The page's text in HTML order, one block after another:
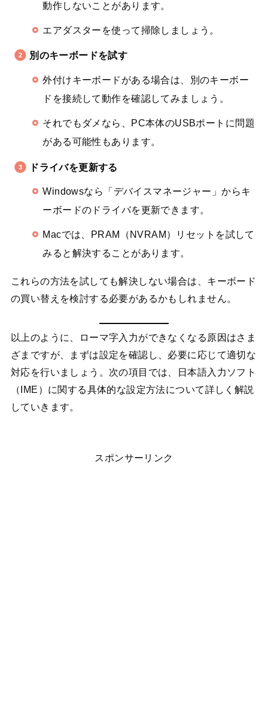
動作しないことがあります。
エアダスターを使って掃除しましょう。
別のキーボードを試す
外付けキーボードがある場合は、別のキーボー
ドを接続して動作を確認してみましょう。
それでもダメなら、PC本体のUSBポートに問題
がある可能性もあります。
ドライバを更新する
Windowsなら「デバイスマネージャー」からキ
ーボードのドライバを更新できます。
Macでは、PRAM（NVRAM）リセットを試して
みると解決することがあります。
これらの方法を試しても解決しない場合は、キーボード
の買い替えを検討する必要があるかもしれません。
以上のように、ローマ字入力ができなくなる原因はさま
ざまですが、まずは設定を確認し、必要に応じて適切な
対応を行いましょう。次の項目では、日本語入力ソフト
（IME）に関する具体的な設定方法について詳しく解説
していきます。
スポンサーリンク